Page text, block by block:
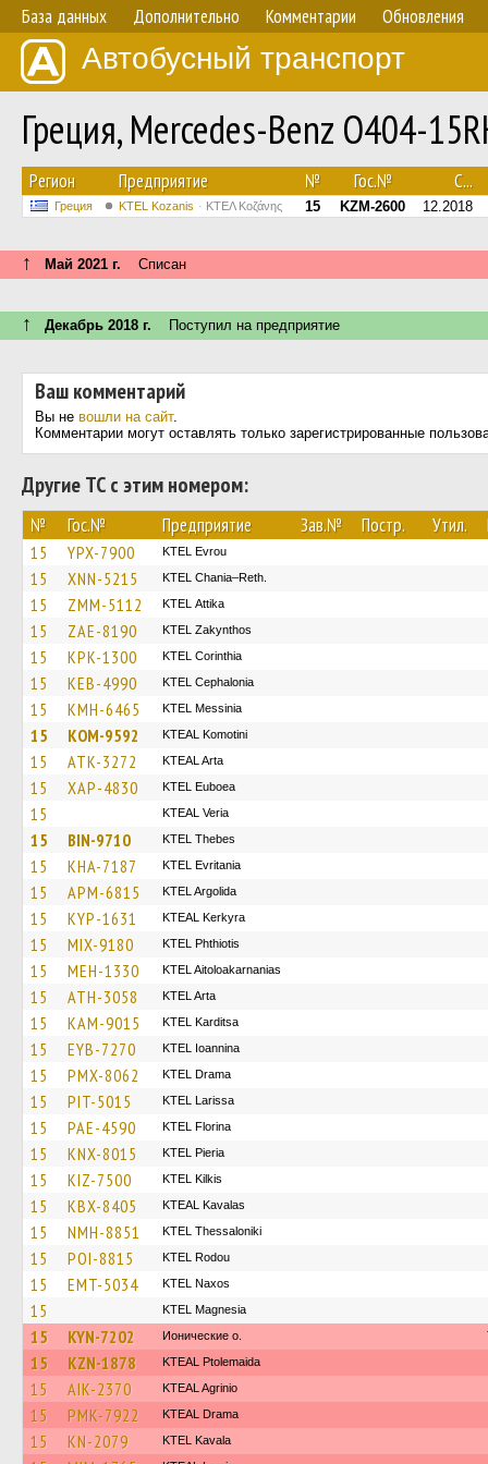
База данных Дополнительно Комментарии Обновления
Автобусный транспорт
Греция, Mercedes-Benz O404-
Регион Предприятие № Гос.№ С...
Греция ΚΤΕL Kozanis ΚΤΕΛ Κοζάνης 15 KZM-2600 12.2018
↑ Май 2021 г. Списан
↑ Декабрь 2018 г. Поступил на предприятие
Ваш комментарий
Вы не вошли на сайт.
Комментарии могут оставлять только зарегистрированные
Другие ТС с этим номером:
№ Гос.№ Предприятие Зав.№ Постр. Утил.
15 YPX-7900 KTEL Evrou
15 XNN-5215 KTEL Chania–Reth.
15 ZMM-5112 KΤΕL Αttika
15 ZAE-8190 KTEL Zakynthos
15 KPK-1300 KTEL Corinthia
15 KEB-4990 KTEL Cephalonia
15 KMH-6465 KTEL Messinia
15 KOM-9592 KTEAL Komotini
15 ATK-3272 KTEAL Arta
15 XAP-4830 ΚΤΕL Euboea
15 KTEAL Veria
15 BIN-9710 KTEL Thebes
15 KHA-7187 ΚΤΕL Evritania
15 APM-6815 KTEL Argolida
15 KYP-1631 KTEAL Kerkyra
15 MIX-9180 ΚΤΕL Phthiotis
15 MEH-1330 KTEL Aitoloakarnanias
15 ATH-3058 KTEL Arta
15 KAM-9015 ΚΤΕL Karditsa
15 EYB-7270 KTEL Ioannina
15 PMX-8062 KTEL Drama
15 PIT-5015 KTEL Larissa
15 PAE-4590 KTEL Florina
15 KNX-8015 KTEL Pieria
15 KIZ-7500 KTEL Kilkis
15 KBX-8405 KTEAL Kavalas
15 NMH-8851 KTEL Thessaloniki
15 POI-8815 ΚΤΕL Rodou
15 EMT-5034 KTEL Naxos
15 ΚΤΕL Magnesia
15 KYN-7202 Ионические о.
15 KZN-1878 KTEAL Ptolemaida
15 AIK-2370 KTEAL Agrinio
15 PMK-7922 KTEAL Drama
15 KN-2079 KTEL Kavala